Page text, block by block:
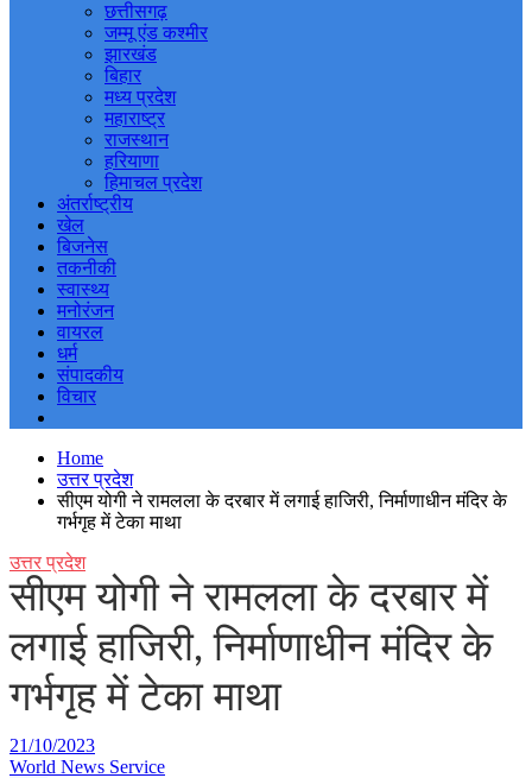
छत्तीसगढ़
जम्मू एंड कश्मीर
झारखंड
बिहार
मध्य प्रदेश
महाराष्ट्र
राजस्थान
हरियाणा
हिमाचल प्रदेश
अंतर्राष्ट्रीय
खेल
बिजनेस
तकनीकी
स्वास्थ्य
मनोरंजन
वायरल
धर्म
संपादकीय
विचार
Home
उत्तर प्रदेश
सीएम योगी ने रामलला के दरबार में लगाई हाजिरी, निर्माणाधीन मंदिर के
गर्भगृह में टेका माथा
उत्तर प्रदेश
सीएम योगी ने रामलला के दरबार में
लगाई हाजिरी, निर्माणाधीन मंदिर के
गर्भगृह में टेका माथा
21/10/2023
World News Service